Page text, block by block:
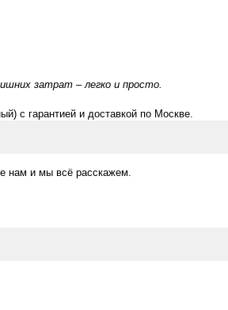
затрат – легко и просто.
с гарантией и доставкой по Москве.
нам и мы всё расскажем.